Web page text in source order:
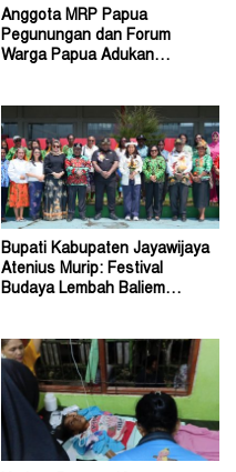
Anggota MRP Papua
Pegunungan dan Forum
Warga Papua Adukan
Bupati Kabupaten Jayawijaya
Atenius Murip: Festival
Budaya Lembah Baliem